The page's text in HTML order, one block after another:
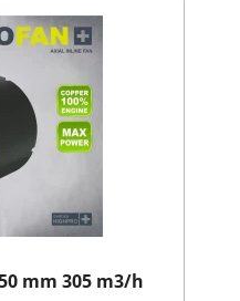
mm 305 m3/h